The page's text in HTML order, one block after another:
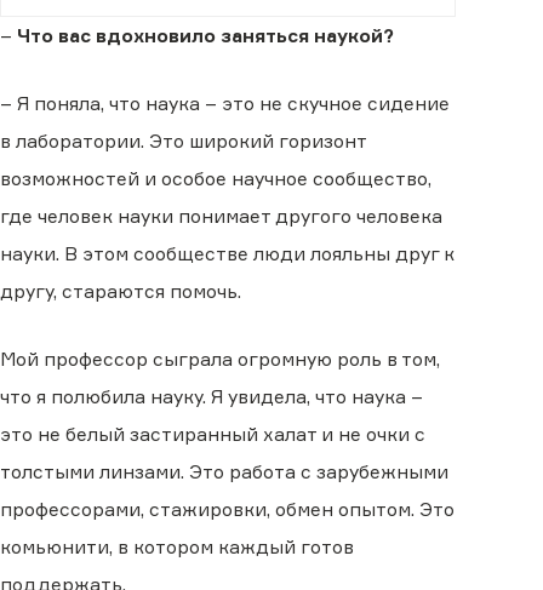
– Что вас вдохновило заняться наукой?
– Я поняла, что наука – это не скучное сидение
в лаборатории. Это широкий горизонт
возможностей и особое научное сообщество,
где человек науки понимает другого человека
науки. В этом сообществе люди лояльны друг к
другу, стараются помочь.
Мой профессор сыграла огромную роль в том,
что я полюбила науку. Я увидела, что наука –
это не белый застиранный халат и не очки с
толстыми линзами. Это работа с зарубежными
профессорами, стажировки, обмен опытом. Это
комьюнити, в котором каждый готов
поддержать.